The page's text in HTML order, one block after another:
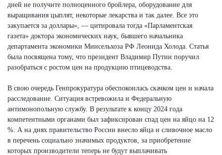
дней не получите полноценного бройлера, оборудование для
выращивания цыплят, некоторые лекарства и так далее. Все это
закупается за доллары», — цитировала тогда «Парламентская
газета» доктора экономических наук, бывшего начальника
департамента экономики Минсельхоза РФ Леонида Холода. Статья
была посвящена тому, что президент Владимир Путин поручил
разобраться с ростом цен на продукцию птицеводства.
В свою очередь Генпрокуратура обеспокоилась скачком цен и начала
расследование. Ситуация встревожила и Федеральную
антимонопольную службу. В результате к концу 2024 года
компетентными органами был зафиксирован спад цен на яйцо на 12
%. А на днях правительство России внесло яйца и сливочное масло
в перечень социально значимых продуктов, за приобретение
которых производители теперь не будут выплачивать